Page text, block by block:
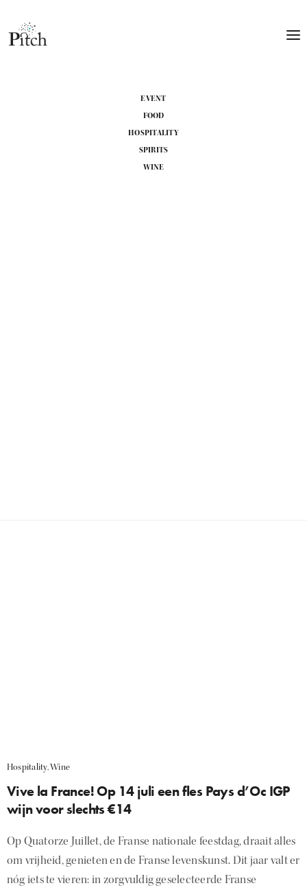
EVENT
FOOD
HOSPITALITY
SPIRITS
WINE
Hospitality,Wine
Vive la France! Op 14 juli een fles Pays d’Oc IGP
wijn voor slechts €14
Op Quatorze Juillet, de Franse nationale feestdag, draait alles
om vrijheid, genieten en de Franse levenskunst. Dit jaar valt er
nóg iets te vieren: in zorgvuldig geselecteerde Franse